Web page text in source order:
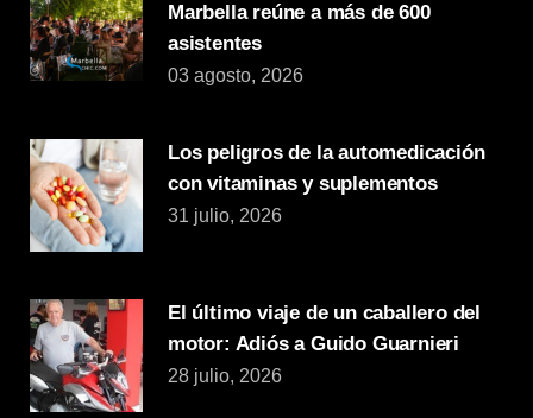
Marbella reúne a más de 600
asistentes
03 agosto, 2026
Los peligros de la automedicación
con vitaminas y suplementos
31 julio, 2026
El último viaje de un caballero del
motor: Adiós a Guido Guarnieri
28 julio, 2026